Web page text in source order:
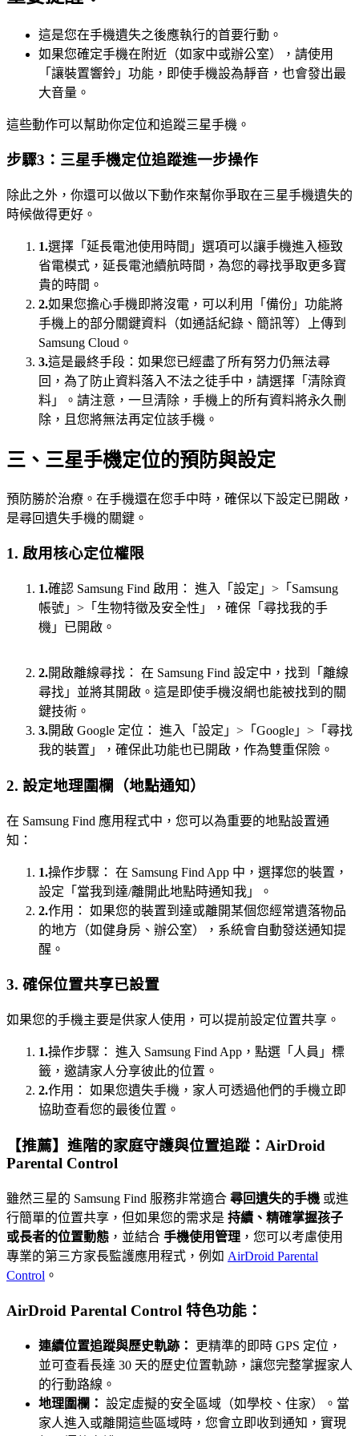
這是您在手機遺失之後應執行的首要行動。
如果您確定手機在附近（如家中或辦公室），請使用
「讓裝置響鈴」功能，即使手機設為靜音，也會發出最
大音量。
這些動作可以幫助你定位和追蹤三星手機。
步驟3：三星手機定位追蹤進一步操作
除此之外，你還可以做以下動作來幫你爭取在三星手機遺失的
時候做得更好。
1.選擇「延長電池使用時間」選項可以讓手機進入極致
省電模式，延長電池續航時間，為您的尋找爭取更多寶
貴的時間。
2.如果您擔心手機即將沒電，可以利用「備份」功能將
手機上的部分關鍵資料（如通話紀錄、簡訊等）上傳到
Samsung Cloud。
3.這是最終手段：如果您已經盡了所有努力仍無法尋
回，為了防止資料落入不法之徒手中，請選擇「清除資
料」。請注意，一旦清除，手機上的所有資料將永久刪
除，且您將無法再定位該手機。
三、三星手機定位的預防與設定
預防勝於治療。在手機還在您手中時，確保以下設定已開啟，
是尋回遺失手機的關鍵。
1. 啟用核心定位權限
1.確認 Samsung Find 啟用： 進入「設定」>「Samsung
帳號」>「生物特徵及安全性」，確保「尋找我的手
機」已開啟。
2.開啟離線尋找： 在 Samsung Find 設定中，找到「離線
尋找」並將其開啟。這是即使手機沒網也能被找到的關
鍵技術。
3.開啟 Google 定位： 進入「設定」>「Google」>「尋找
我的裝置」，確保此功能也已開啟，作為雙重保險。
2. 設定地理圍欄（地點通知）
在 Samsung Find 應用程式中，您可以為重要的地點設置通
知：
1.操作步驟： 在 Samsung Find App 中，選擇您的裝置，
設定「當我到達/離開此地點時通知我」。
2.作用： 如果您的裝置到達或離開某個您經常遺落物品
的地方（如健身房、辦公室），系統會自動發送通知提
醒。
3. 確保位置共享已設置
如果您的手機主要是供家人使用，可以提前設定位置共享。
1.操作步驟： 進入 Samsung Find App，點選「人員」標
籤，邀請家人分享彼此的位置。
2.作用： 如果您遺失手機，家人可透過他們的手機立即
協助查看您的最後位置。
【推薦】進階的家庭守護與位置追蹤：AirDroid
Parental Control
雖然三星的 Samsung Find 服務非常適合 尋回遺失的手機 或進
行簡單的位置共享，但如果您的需求是 持續、精確掌握孩子
或長者的位置動態 ，並結合 手機使用管理 ，您可以考慮使用
專業的第三方家長監護應用程式，例如 AirDroid Parental
Control 。
AirDroid Parental Control 特色功能：
連續位置追蹤與歷史軌跡：
更精準的即時 GPS 定位，
並可查看長達 30 天的歷史位置軌跡，讓您完整掌握家人
的行動路線。
地理圍欄： 設定虛擬的安全區域（如學校、住家）。當
家人進入或離開這些區域時，您會立即收到通知，實現